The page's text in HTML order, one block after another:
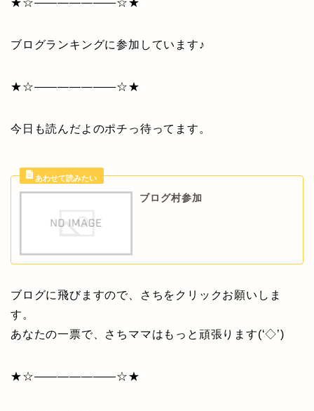
★☆———————☆★
ブログランキングに参加しています♪
★☆———————☆★
今日も読んだよのポチっ待ってます。
ブログ村参加
ブログに飛びますので、さちをクリックお願いしま
す。
あなたの一票で、さちママはもっと頑張ります(‘◇’)ゞ
★☆———————☆★